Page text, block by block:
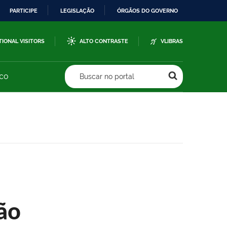
PARTICIPE LEGISLAÇÃO ÓRGÃOS DO GOVERNO
VISITORS ALTO CONTRASTE VLIBRAS
Buscar no portal